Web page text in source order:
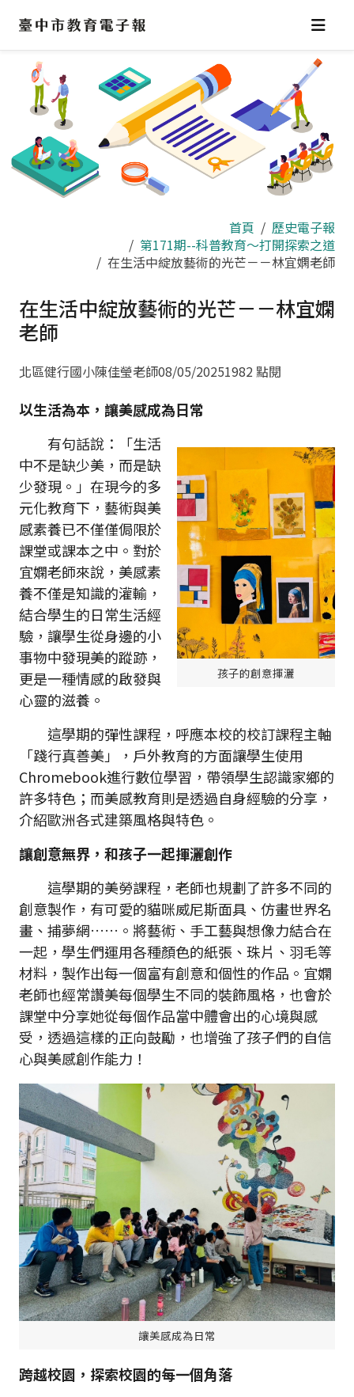
區
首頁
歷史電子報
第171期--科普教育～打開探索之道
在生活中綻放藝術的光芒－－林宜嫻老師
在生活中綻放藝術的光芒－－林宜嫻
老師
北區健行國小陳佳瑩老師08/05/20251982 點閱
以生活為本，讓美感成為日常
孩子的創意揮灑
有句話說：「生活
中不是缺少美，而是缺
少發現。」在現今的多
元化教育下，藝術與美
感素養已不僅僅侷限於
課堂或課本之中。對於
宜嫻老師來說，美感素
養不僅是知識的灌輸，
結合學生的日常生活經
驗，讓學生從身邊的小
事物中發現美的蹤跡，
更是一種情感的啟發與
心靈的滋養。
這學期的彈性課程，呼應本校的校訂課程主軸
「踐行真善美」，戶外教育的方面讓學生使用
Chromebook進行數位學習，帶領學生認識家鄉的
許多特色；而美感教育則是透過自身經驗的分享，
介紹歐洲各式建築風格與特色。
讓創意無界，和孩子一起揮灑創作
這學期的美勞課程，老師也規劃了許多不同的
創意製作，有可愛的貓咪威尼斯面具、仿畫世界名
畫、捕夢網……。將藝術、手工藝與想像力結合在
一起，學生們運用各種顏色的紙張、珠片、羽毛等
材料，製作出每一個富有創意和個性的作品。宜嫻
老師也經常讚美每個學生不同的裝飾風格，也會於
課堂中分享她從每個作品當中體會出的心境與感
受，透過這樣的正向鼓勵，也增強了孩子們的自信
心與美感創作能力！
讓美感成為日常
跨越校園，探索校園的每一個角落